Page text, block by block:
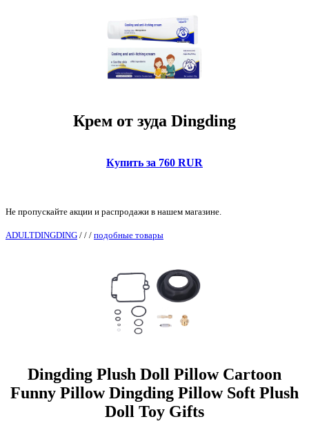
Крем от зуда Dingding
Купить за 760 RUR
Не пропускайте акции и распродажи в нашем магазине.
ADULTDINGDING / / / подобные товары
Dingding Plush Doll Pillow Cartoon
Funny Pillow Dingding Pillow Soft Plush
Doll Toy Gifts